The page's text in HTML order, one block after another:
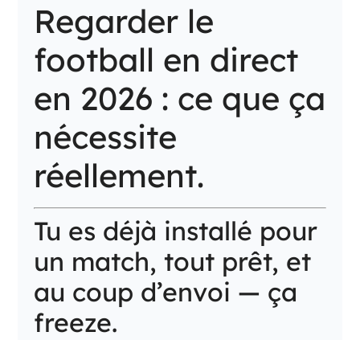
Regarder le
football en direct
en 2026 : ce que ça
nécessite
réellement.
Tu es déjà installé pour
un match, tout prêt, et
au coup d’envoi — ça
freeze.